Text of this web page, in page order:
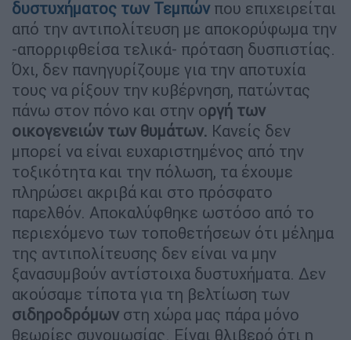
δυστυχήματος των Τεμπώνπου επιχειρείται
από την αντιπολίτευση με αποκορύφωμα την
-απορριφθείσα τελικά- πρόταση δυσπιστίας.
Όχι, δεν πανηγυρίζουμε για την αποτυχία
τους να ρίξουν την κυβέρνηση, πατώντας
πάνω στον πόνο και στην οργή των
οικογενειών των θυμάτων. Κανείς δεν
μπορεί να είναι ευχαριστημένος από την
τοξικότητα και την πόλωση, τα έχουμε
πληρώσει ακριβά και στο πρόσφατο
παρελθόν. Αποκαλύφθηκε ωστόσο από το
περιεχόμενο των τοποθετήσεων ότι μέλημα
της αντιπολίτευσης δεν είναι να μην
ξανασυμβούν αντίστοιχα δυστυχήματα. Δεν
ακούσαμε τίποτα για τη βελτίωση των
σιδηροδρόμων στη χώρα μας πάρα μόνο
θεωρίες συνομωσίας. Είναι θλιβερό ότι η